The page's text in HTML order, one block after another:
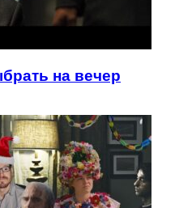
на вечер